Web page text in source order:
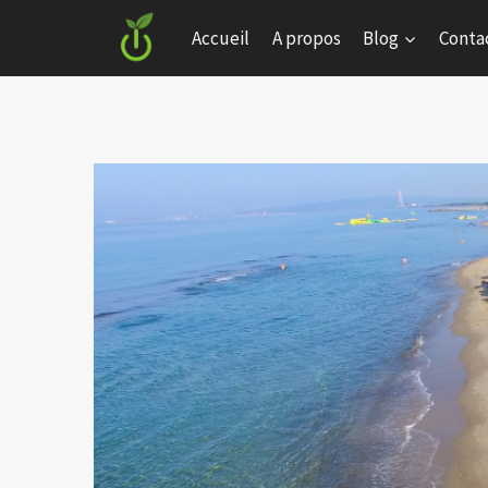
content
Accueil A propos Blog